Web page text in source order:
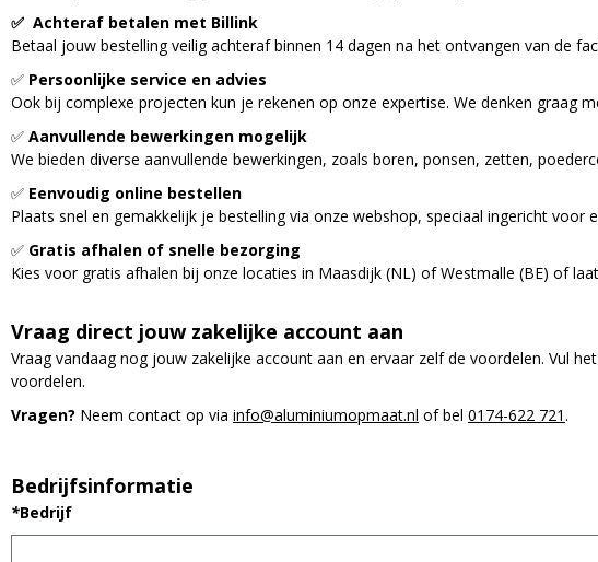
✅ Achteraf betalen met Billink
Betaal jouw bestelling veilig achteraf binnen 14 dagen na het ontvangen van de
✅ Persoonlijke service en advies
Ook bij complexe projecten kun je rekenen op onze expertise. We denken graag
✅ Aanvullende bewerkingen mogelijk
We bieden diverse aanvullende bewerkingen, zoals boren, ponsen, zetten,
✅ Eenvoudig online bestellen
Plaats snel en gemakkelijk je bestelling via onze webshop, speciaal ingericht voor
✅ Gratis afhalen of snelle bezorging
Kies voor gratis afhalen bij onze locaties in Maasdijk (NL) of Westmalle (BE) of
Vraag direct jouw zakelijke account aan
Vraag vandaag nog jouw zakelijke account aan en ervaar zelf de voordelen. Vul
voordelen.
Vragen? Neem contact op via info@aluminiumopmaat.nl of bel 0174-622 721.
Bedrijfsinformatie
*Bedrijf